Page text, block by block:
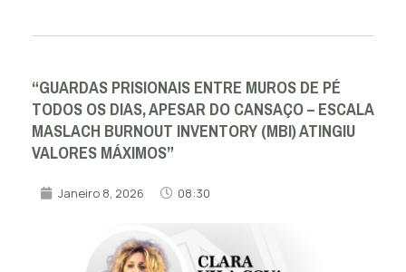
“GUARDAS PRISIONAIS ENTRE MUROS DE PÉ
TODOS OS DIAS, APESAR DO CANSAÇO – ESCALA
MASLACH BURNOUT INVENTORY (MBI) ATINGIU
VALORES MÁXIMOS”
Janeiro 8, 2026 08:30